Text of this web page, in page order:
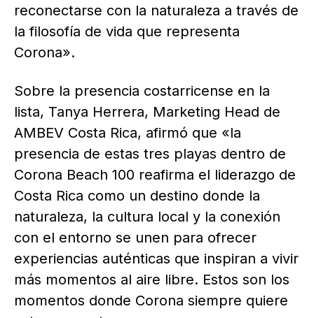
reconectarse con la naturaleza a través de
la filosofía de vida que representa
Corona».
Sobre la presencia costarricense en la
lista, Tanya Herrera, Marketing Head de
AMBEV Costa Rica, afirmó que «la
presencia de estas tres playas dentro de
Corona Beach 100 reafirma el liderazgo de
Costa Rica como un destino donde la
naturaleza, la cultura local y la conexión
con el entorno se unen para ofrecer
experiencias auténticas que inspiran a vivir
más momentos al aire libre. Estos son los
momentos donde Corona siempre quiere